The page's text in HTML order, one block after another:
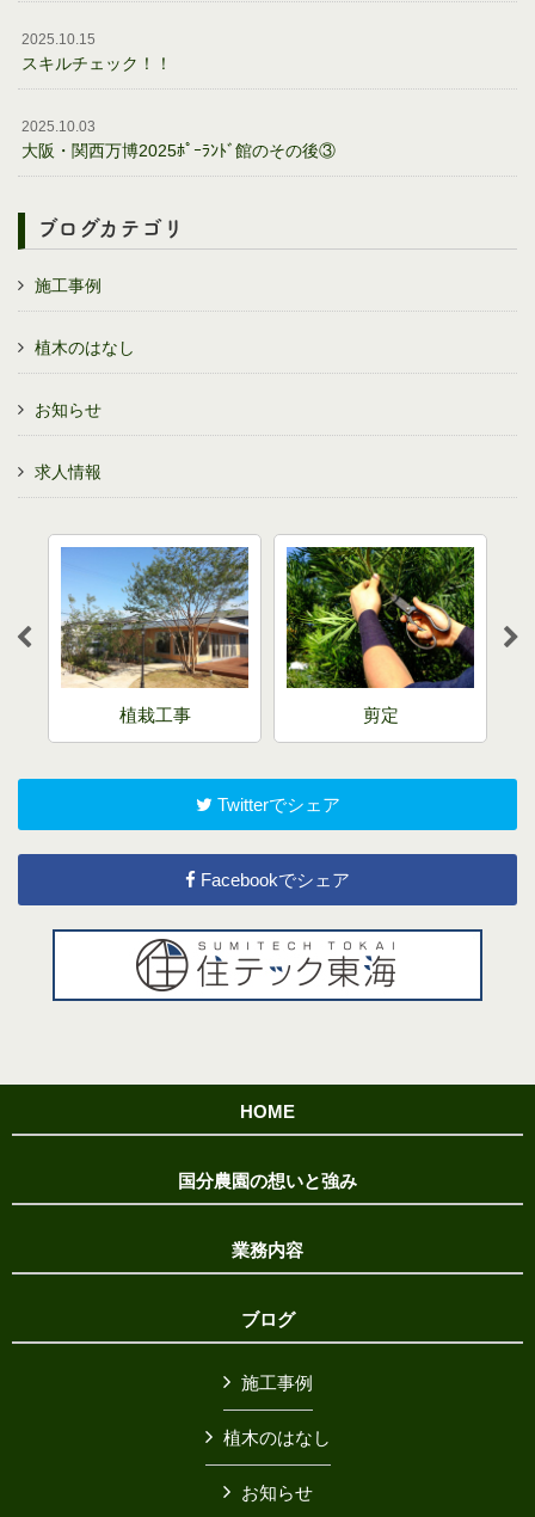
2025.10.15
スキルチェック！！
2025.10.03
大阪・関西万博2025ﾎﾟｰﾗﾝﾄﾞ館のその後③
ブログカテゴリ
施工事例
植木のはなし
お知らせ
求人情報
植栽工事 剪定
Twitterでシェア
Facebookでシェア
HOME
国分農園の想いと強み
業務内容
ブログ
施工事例
植木のはなし
お知らせ